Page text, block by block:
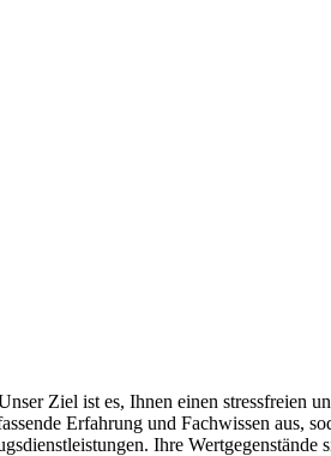
Ziel ist es, Ihnen einen stressfreien
Erfahrung und Fachwissen aus,
Ihre